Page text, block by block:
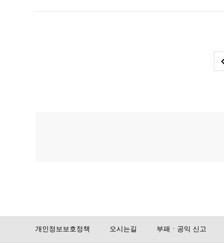
개인정보보호정책 오시는길 부패ㆍ공익 신고